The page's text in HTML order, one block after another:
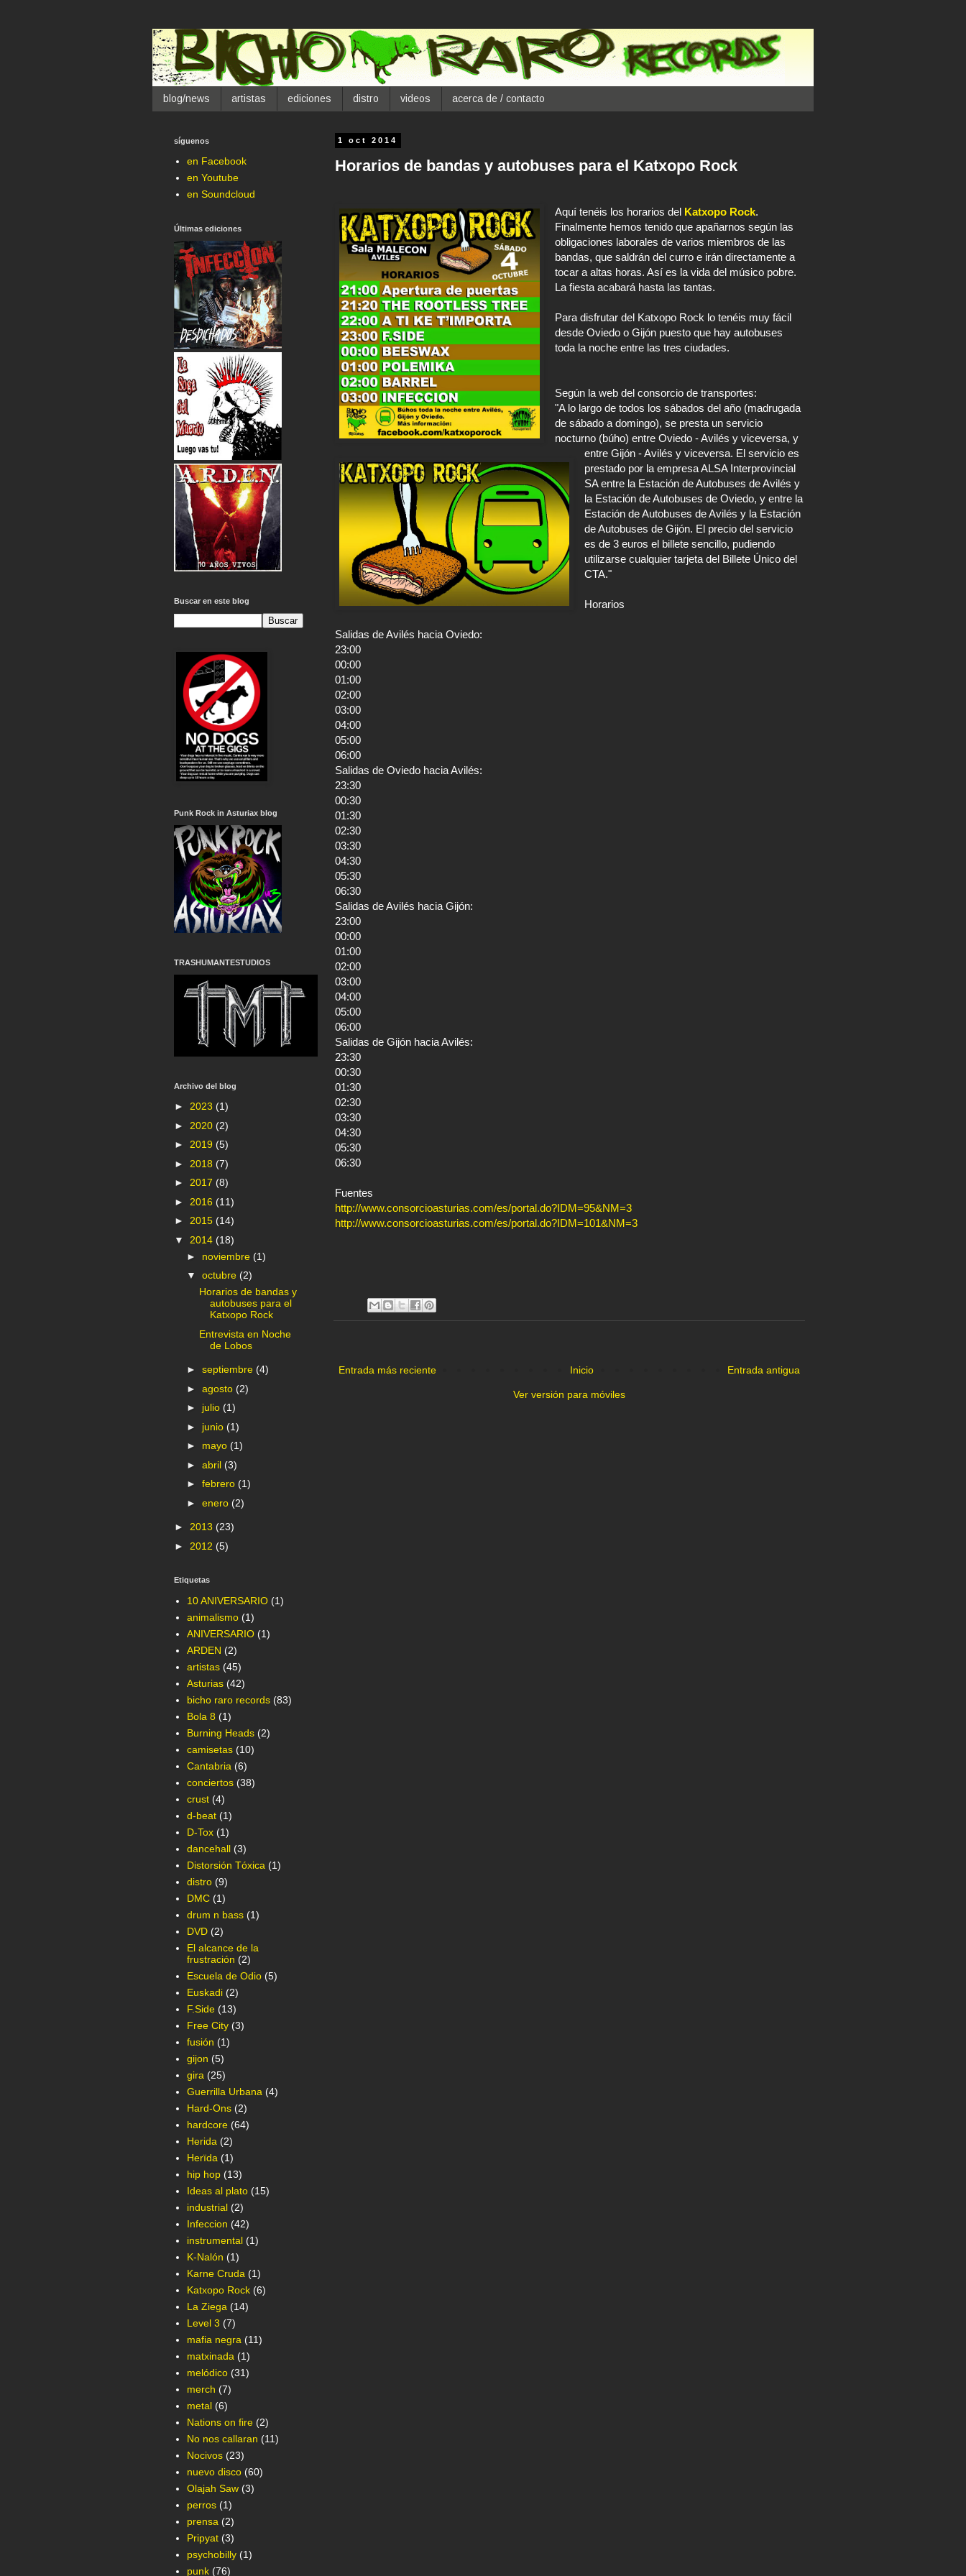
blog/news artistas ediciones distro videos acerca de / contacto
1 oct 2014
Horarios de bandas y autobuses para el Katxopo Rock
Aquí tenéis los horarios del Katxopo Rock.
Finalmente hemos tenido que apañarnos según las
obligaciones laborales de varios miembros de las
bandas, que saldrán del curro e irán directamente a
tocar a altas horas. Así es la vida del músico pobre.
La fiesta acabará hasta las tantas.
Para disfrutar del Katxopo Rock lo tenéis muy fácil
desde Oviedo o Gijón puesto que hay autobuses
toda la noche entre las tres ciudades.
Según la web del consorcio de transportes:
"A lo largo de todos los sábados del año (madrugada
de sábado a domingo), se presta un servicio
nocturno (búho) entre Oviedo - Avilés y viceversa, y
entre Gijón - Avilés y viceversa. El servicio es
prestado por la empresa ALSA Interprovincial
SA entre la Estación de Autobuses de Avilés y
la Estación de Autobuses de Oviedo, y entre la
Estación de Autobuses de Avilés y la Estación
de Autobuses de Gijón. El precio del servicio
es de 3 euros el billete sencillo, pudiendo
utilizarse cualquier tarjeta del Billete Único del
CTA."
Horarios
Salidas de Avilés hacia Oviedo:
23:00
00:00
01:00
02:00
03:00
04:00
05:00
06:00
Salidas de Oviedo hacia Avilés:
23:30
00:30
01:30
02:30
03:30
04:30
05:30
06:30
Salidas de Avilés hacia Gijón:
23:00
00:00
01:00
02:00
03:00
04:00
05:00
06:00
Salidas de Gijón hacia Avilés:
23:30
00:30
01:30
02:30
03:30
04:30
05:30
06:30
Fuentes
http://www.consorcioasturias.com/es/portal.do?IDM=95&NM=3
http://www.consorcioasturias.com/es/portal.do?IDM=101&NM=3
Entrada más reciente Entrada antigua
Inicio
Ver versión para móviles
síguenos
en Facebook
en Youtube
en Soundcloud
Últimas ediciones
Buscar en este blog
Punk Rock in Asturiax blog
TRASHUMANTESTUDIOS
Archivo del blog
► 2023 (1)
► 2020 (2)
► 2019 (5)
► 2018 (7)
► 2017 (8)
► 2016 (11)
► 2015 (14)
▼ 2014 (18)
► noviembre (1)
▼ octubre (2)
Horarios de bandas y
autobuses para el
Katxopo Rock
Entrevista en Noche
de Lobos
► septiembre (4)
► agosto (2)
► julio (1)
► junio (1)
► mayo (1)
► abril (3)
► febrero (1)
► enero (2)
► 2013 (23)
► 2012 (5)
Etiquetas
10 ANIVERSARIO (1)
animalismo (1)
ANIVERSARIO (1)
ARDEN (2)
artistas (45)
Asturias (42)
bicho raro records (83)
Bola 8 (1)
Burning Heads (2)
camisetas (10)
Cantabria (6)
conciertos (38)
crust (4)
d-beat (1)
D-Tox (1)
dancehall (3)
Distorsión Tóxica (1)
distro (9)
DMC (1)
drum n bass (1)
DVD (2)
El alcance de la
frustración (2)
Escuela de Odio (5)
Euskadi (2)
F.Side (13)
Free City (3)
fusión (1)
gijon (5)
gira (25)
Guerrilla Urbana (4)
Hard-Ons (2)
hardcore (64)
Herida (2)
Herïda (1)
hip hop (13)
Ideas al plato (15)
industrial (2)
Infeccion (42)
instrumental (1)
K-Nalón (1)
Karne Cruda (1)
Katxopo Rock (6)
La Ziega (14)
Level 3 (7)
mafia negra (11)
matxinada (1)
melódico (31)
merch (7)
metal (6)
Nations on fire (2)
No nos callaran (11)
Nocivos (23)
nuevo disco (60)
Olajah Saw (3)
perros (1)
prensa (2)
Pripyat (3)
psychobilly (1)
punk (76)